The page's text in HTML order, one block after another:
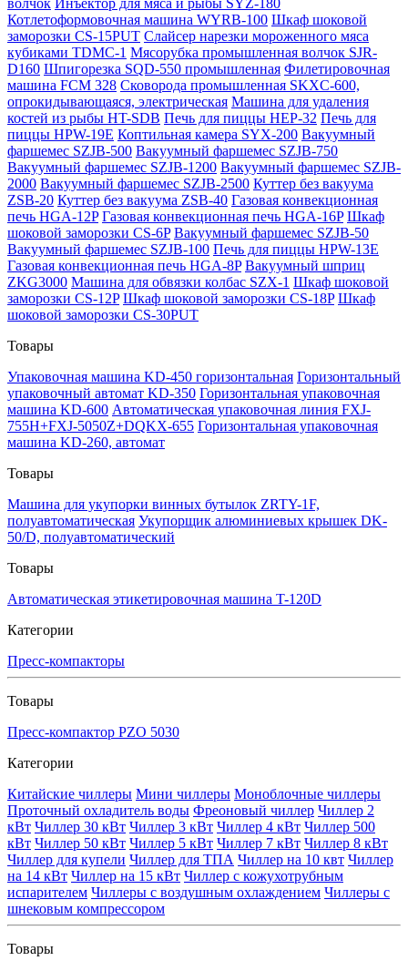
волчок Инъектор для мяса и рыбы SYZ-180
Котлетоформовочная машина WYRB-100 Шкаф шоковой
заморозки CS-15PUT Слайсер нарезки мороженного мяса
кубиками TDMC-1 Мясорубка промышленная волчок SJR-
D160 Шпигорезка SQD-550 промышленная Филетировочная
машина FCM 328 Сковорода промышленная SKXC-600,
опрокидывающаяся, электрическая Машина для удаления
костей из рыбы HT-SDB Печь для пиццы HEP-32 Печь для
пиццы HPW-19E Коптильная камера SYX-200 Вакуумный
фаршемес SZJB-500 Вакуумный фаршемес SZJB-750
Вакуумный фаршемес SZJB-1200 Вакуумный фаршемес SZJB-
2000 Вакуумный фаршемес SZJB-2500 Куттер без вакуума
ZSB-20 Куттер без вакуума ZSB-40 Газовая конвекционная
печь HGA-12P Газовая конвекционная печь HGA-16P Шкаф
шоковой заморозки CS-6P Вакуумный фаршемес SZJB-50
Вакуумный фаршемес SZJB-100 Печь для пиццы HPW-13E
Газовая конвекционная печь HGA-8P Вакуумный шприц
ZKG3000 Машина для обвязки колбас SZX-1 Шкаф шоковой
заморозки CS-12P Шкаф шоковой заморозки CS-18P Шкаф
шоковой заморозки CS-30PUT
Товары
Упаковочная машина KD-450 горизонтальная Горизонтальный
упаковочный автомат KD-350 Горизонтальная упаковочная
машина KD-600 Автоматическая упаковочная линия FXJ-
755H+FXJ-5050Z+DQKX-655 Горизонтальная упаковочная
машина KD-260, автомат
Товары
Машина для укупорки винных бутылок ZRTY-1F,
полуавтоматическая Укупорщик алюминиевых крышек DK-
50/D, полуавтоматический
Товары
Автоматическая этикетировочная машина T-120D
Категории
Пресс-компакторы
Товары
Пресс-компактор PZO 5030
Категории
Китайские чиллеры Мини чиллеры Моноблочные чиллеры
Проточный охладитель воды Фреоновый чиллер Чиллер 2
кВт Чиллер 30 кВт Чиллер 3 кВт Чиллер 4 кВт Чиллер 500
кВт Чиллер 50 кВт Чиллер 5 кВт Чиллер 7 кВт Чиллер 8 кВт
Чиллер для купели Чиллер для ТПА Чиллер на 10 квт Чиллер
на 14 кВт Чиллер на 15 кВт Чиллер с кожухотрубным
испарителем Чиллеры с воздушным охлаждением Чиллеры с
шнековым компрессором
Товары